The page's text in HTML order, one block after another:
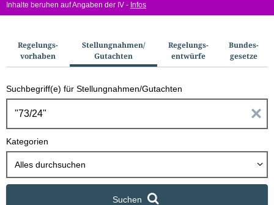
Inhalte beruhen auf Angaben der IV - Infos
u
c
h
o
Regelungs­
vorhaben
Stellungnahmen/​
Gutachten
Regelungs­
entwürfe
Bundes­
gesetze
Suchbegriff(e) für Stellungnahmen/Gutachten
n
g
Kategorien
Alles durchsuchen
Suchen